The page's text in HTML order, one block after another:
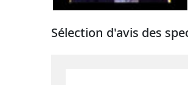
Sélection d'avis des